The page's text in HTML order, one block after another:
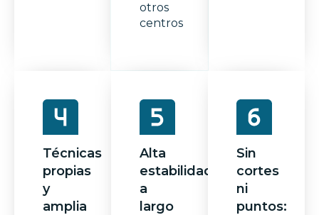
otros
centros
Técnicas
propias
y
amplia
Alta
estabilidad
a
largo
Sin
cortes
ni
puntos: